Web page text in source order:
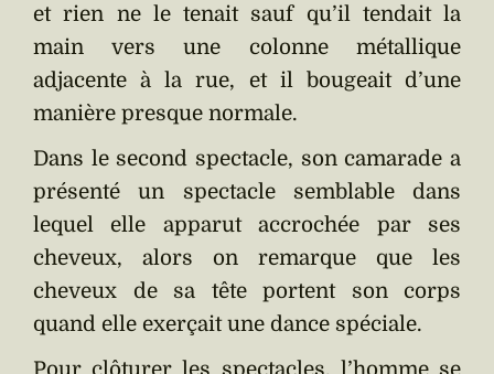
et rien ne le tenait sauf qu’il tendait la
main vers une colonne métallique
adjacente à la rue, et il bougeait d’une
manière presque normale.
Dans le second spectacle, son camarade a
présenté un spectacle semblable dans
lequel elle apparut accrochée par ses
cheveux, alors on remarque que les
cheveux de sa tête portent son corps
quand elle exerçait une dance spéciale.